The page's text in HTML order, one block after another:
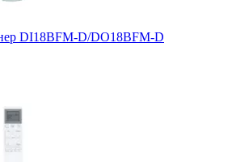
DI18BFM-D/DO18BFM-D